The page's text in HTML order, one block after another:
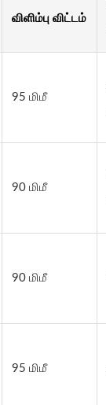
விளிம்பு விட்டம்
95 மிமீ
90 மிமீ
90 மிமீ
95 மிமீ